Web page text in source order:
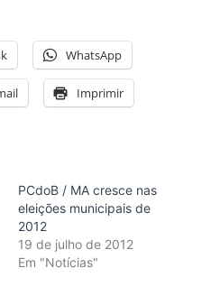
WhatsApp
Imprimir
PCdoB / MA cresce nas
eleições municipais de
2012
19 de julho de 2012
Em "Notícias"